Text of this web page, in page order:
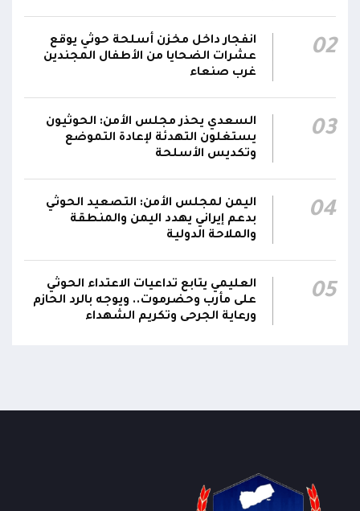
12:22
والجيش يقصف مواقع حوثية ويتصدى للمسيرات
02
انفجار داخل مخزن أسلحة حوثي يوقع
عشرات الضحايا من الأطفال المجندين
غرب صنعاء
03
السعدي يحذر مجلس الأمن: الحوثيون
يستغلون التهدئة لإعادة التموضع
وتكديس الأسلحة
04
اليمن لمجلس الأمن: التصعيد الحوثي
بدعم إيراني يهدد اليمن والمنطقة
والملاحة الدولية
05
العليمي يتابع تداعيات الاعتداء الحوثي
على مأرب وحضرموت.. ويوجه بالرد الحازم
ورعاية الجرحى وتكريم الشهداء